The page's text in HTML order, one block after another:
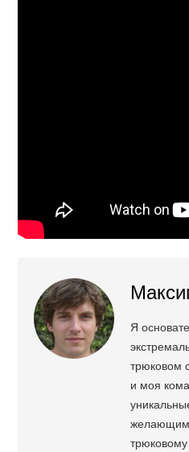
Я
трюковом
и моя